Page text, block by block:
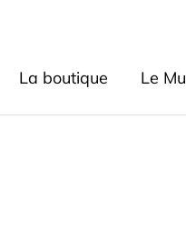
La boutique Le